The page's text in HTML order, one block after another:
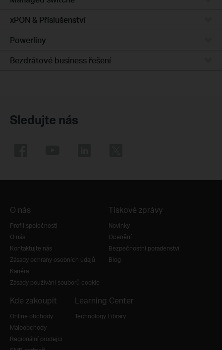
xPON & Příslušenství
Powerliny
Bezdrátové business řešení
Sledujte nás
O nás
Profil společnosti
O nás
Kontaktujte nás
Zásady ochrany osobních údajů
Kariéra
Zásady používání souborů cookie
Tiskové zprávy
Novinky
Ocenění
Bezpečnostní poradenství
Blog
Kde zakoupit
Online obchody
Maloobchody
Regionální prodejci
Learning Center
Technology Library